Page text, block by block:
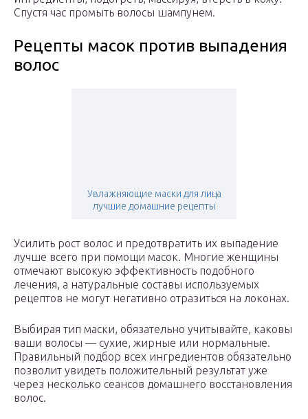
Спустя час промыть волосы шампунем.
Рецепты масок против выпадения
волос
Увлажняющие маски для лица
лучшие домашние рецепты
Усилить рост волос и предотвратить их выпадение
лучше всего при помощи масок. Многие женщины
отмечают высокую эффективность подобного
лечения, а натуральные составы используемых
рецептов не могут негативно отразиться на локонах.
Выбирая тип маски, обязательно учитывайте, каковы
ваши волосы — сухие, жирные или нормальные.
Правильный подбор всех ингредиентов обязательно
позволит увидеть положительный результат уже
через несколько сеансов домашнего восстановления
волос.